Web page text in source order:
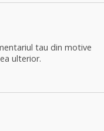
tau din motive
ulterior.